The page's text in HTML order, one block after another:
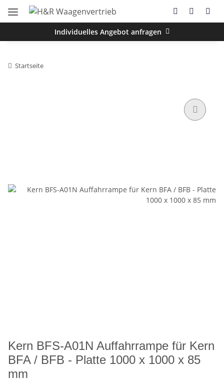
Individuelles Angebot anfragen
Startseite
Kern BFS-A01N Auffahrrampe für Kern
BFA / BFB - Platte 1000 x 1000 x 85
mm